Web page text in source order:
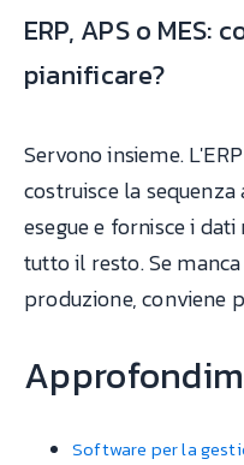
ERP, APS o MES:
pianificare?
Servono insieme.
costruisce la sequenza
esegue e fornisce i
tutto il resto. Se
produzione, conviene
Software per la